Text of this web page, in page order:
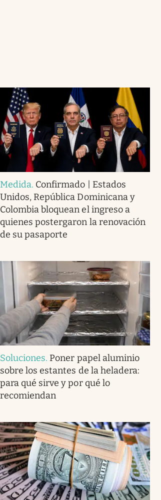
Medida. Confirmado | Estados
Unidos, República Dominicana y
Colombia bloquean el ingreso a
quienes postergaron la renovación
de su pasaporte
Soluciones. Poner papel aluminio
sobre los estantes de la heladera:
para qué sirve y por qué lo
recomiendan